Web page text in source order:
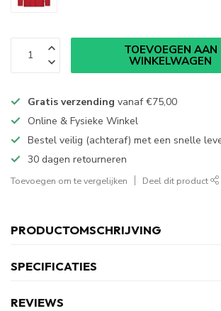
TOEVOEGEN AAN
WINKELWAGEN
Gratis verzending vanaf€75,00
Online & Fysieke Winkel
Bestel veilig (achteraf) met een snelle
30 dagen retourneren
Toevoegen om te vergelijken Deel dit product
PRODUCTOMSCHRIJVING
SPECIFICATIES
REVIEWS